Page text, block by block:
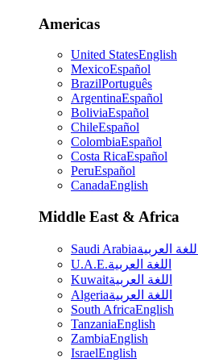
Americas
United StatesEnglish
MexicoEspañol
BrazilPortuguês
ArgentinaEspañol
BoliviaEspañol
ChileEspañol
ColombiaEspañol
Costa RicaEspañol
PeruEspañol
CanadaEnglish
Middle East & Africa
Saudi Arabiaاللغة العربية
U.A.E.اللغة العربية
Kuwaitاللغة العربية
Algeriaاللغة العربية
South AfricaEnglish
TanzaniaEnglish
ZambiaEnglish
IsraelEnglish